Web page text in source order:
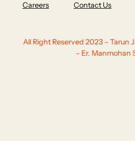
Careers
Contact Us
All Right Reserved 2023 – Tarun
– Er. Manmohan